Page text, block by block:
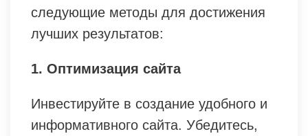
следующие методы для достижения
лучших результатов:
1. Оптимизация сайта
Инвестируйте в создание удобного и
информативного сайта. Убедитесь,